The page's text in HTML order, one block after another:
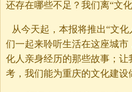
还存在哪些不足？我们离“文
从今天起，本报将推出“文
们一起来聆听生活在这座城
化人亲身经历的那些故事；
考，我们能为重庆的文化建设